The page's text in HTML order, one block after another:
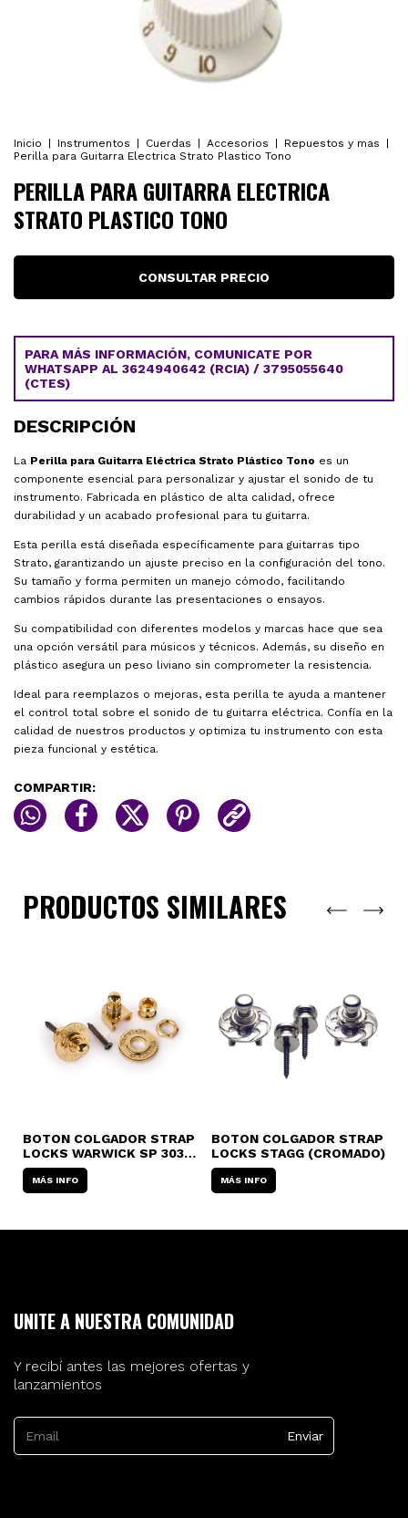
Inicio Instrumentos Cuerdas Accesorios Repuestos y mas
Perilla para Guitarra Electrica Strato Plastico Tono
PERILLA PARA GUITARRA ELECTRICA
STRATO PLASTICO TONO
PARA MÁS INFORMACIÓN, COMUNICATE POR
WHATSAPP AL 3624940642 (RCIA) / 3795055640
(CTES)
DESCRIPCIÓN
La Perilla para Guitarra Eléctrica Strato Plástico Tono es un
componente esencial para personalizar y ajustar el sonido de tu
instrumento. Fabricada en plástico de alta calidad, ofrece
durabilidad y un acabado profesional para tu guitarra.
Esta perilla está diseñada específicamente para guitarras tipo
Strato, garantizando un ajuste preciso en la configuración del tono.
Su tamaño y forma permiten un manejo cómodo, facilitando
cambios rápidos durante las presentaciones o ensayos.
Su compatibilidad con diferentes modelos y marcas hace que sea
una opción versátil para músicos y técnicos. Además, su diseño en
plástico asegura un peso liviano sin comprometer la resistencia.
Ideal para reemplazos o mejoras, esta perilla te ayuda a mantener
el control total sobre el sonido de tu guitarra eléctrica. Confía en la
calidad de nuestros productos y optimiza tu instrumento con esta
pieza funcional y estética.
COMPARTIR:
PRODUCTOS SIMILARES
BOTON COLGADOR STRAP
LOCKS WARWICK SP 303
(DORADO/NEGRO/CROMADO)
MÁS INFO
BOTON COLGADOR STRAP
LOCKS STAGG (CROMADO)
MÁS INFO
UNITE A NUESTRA COMUNIDAD
Y recibí antes las mejores ofertas y
lanzamientos